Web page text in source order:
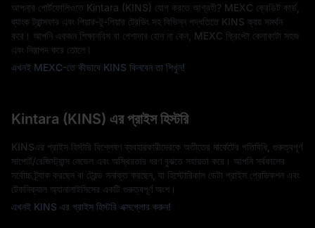
আপনার পোর্টফোলিওতে Kintara (KINS) যোগ করতে আগ্রহী? MEXC ক্রেডিট কার্ড,
ব্যাংক ট্রান্সফার এবং পিয়ার-টু-পিয়ার ট্রেডিং সহ বিভিন্ন পদ্ধতিতে KINS ক্রয় সমর্থন
করে। আপনি একজন শিক্ষানবিস বা পেশাদার হোন না কেন, MEXC ক্রিপ্টো কেনাকাটা সহজ
এবং নিরাপদ করে তোলে।
এখনই MEXC-তে কীভাবে KINS কিনবেন তা শিখুন!
Kintara (KINS) এর প্রাইস হিস্টরি
KINSএর প্রাইস হিস্টরি বিশ্লেষণ ব্যবহারকারীদেরকে অতীতের মার্কেটের গতিবিধি, গুরুত্বপূর্ণ
সাপোর্ট/রেজিস্ট্যান্স লেভেল এবং অস্থিরতার ধরণ বুঝতে সহায়তা করে। আপনি সর্বকালের
সর্বোচ্চ ট্র্যাক করছেন বা ট্রেন্ড সনাক্ত করছেন, যা হিস্টোরিকাল ডেটা প্রাইস প্রেডিকশন এবং
টেকনিক্যাল অ্যানালাইসিসের একটি গুরুত্বপূর্ণ অংশ।
এখনই KINS এর প্রাইস হিস্টরি এক্সপ্লোর করুন!